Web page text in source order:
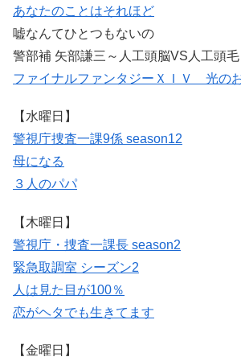
あなたのことはそれほど
嘘なんてひとつもないの
警部補 矢部謙三～人工頭脳VS人工頭毛
ファイナルファンタジーＸＩＶ 光の
【水曜日】
警視庁捜査一課9係 season12
母になる
３人のパパ
【木曜日】
警視庁・捜査一課長 season2
緊急取調室 シーズン2
人は見た目が100％
恋がヘタでも生きてます
【金曜日】